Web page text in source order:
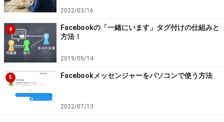
2022/03/16
4
Facebookの「一緒にいます」タグ付けの仕組みと
方法！
2019/05/14
5 Facebookメッセンジャーをパソコンで使う方法
2022/07/13